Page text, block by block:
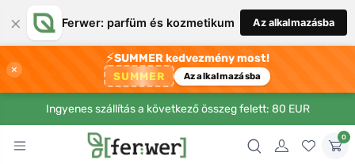
× Ferwer: parfüm és kozmetikum Az alkalmazásba
×
⚡SUMMER kedvezmény most!
SUMMER Az alkalmazásba
Ingyenes szállítás a következő összeg felett: 80 EUR
0